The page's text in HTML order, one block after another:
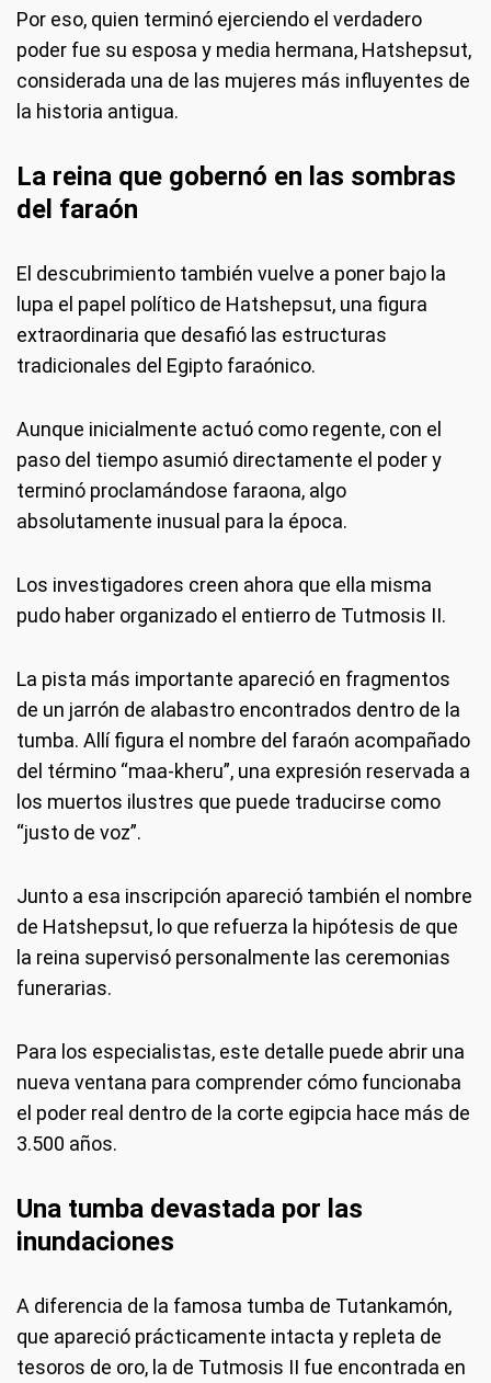
Por eso, quien terminó ejerciendo el verdadero
poder fue su esposa y media hermana, Hatshepsut,
considerada una de las mujeres más influyentes de
la historia antigua.
La reina que gobernó en las sombras
del faraón
El descubrimiento también vuelve a poner bajo la
lupa el papel político de Hatshepsut, una figura
extraordinaria que desafió las estructuras
tradicionales del Egipto faraónico.
Aunque inicialmente actuó como regente, con el
paso del tiempo asumió directamente el poder y
terminó proclamándose faraona, algo
absolutamente inusual para la época.
Los investigadores creen ahora que ella misma
pudo haber organizado el entierro de Tutmosis II.
La pista más importante apareció en fragmentos
de un jarrón de alabastro encontrados dentro de la
tumba. Allí figura el nombre del faraón acompañado
del término “maa-kheru”, una expresión reservada a
los muertos ilustres que puede traducirse como
“justo de voz”.
Junto a esa inscripción apareció también el nombre
de Hatshepsut, lo que refuerza la hipótesis de que
la reina supervisó personalmente las ceremonias
funerarias.
Para los especialistas, este detalle puede abrir una
nueva ventana para comprender cómo funcionaba
el poder real dentro de la corte egipcia hace más de
3.500 años.
Una tumba devastada por las
inundaciones
A diferencia de la famosa tumba de Tutankamón,
que apareció prácticamente intacta y repleta de
tesoros de oro, la de Tutmosis II fue encontrada en